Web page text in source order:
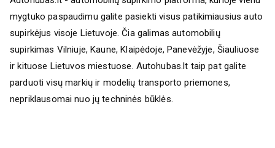
mygtuko paspaudimu galite pasiekti visus patikimiausius auto
supirkėjus visoje Lietuvoje. Čia galimas automobilių
supirkimas Vilniuje,Kaune,Klaipėdoje,Panevėžyje, Šiauliuose
ir kituose Lietuvos miestuose. Autohubas.lt taip pat galite
parduoti visų markių ir modelių transporto priemones,
nepriklausomai nuo jų techninės būklės.